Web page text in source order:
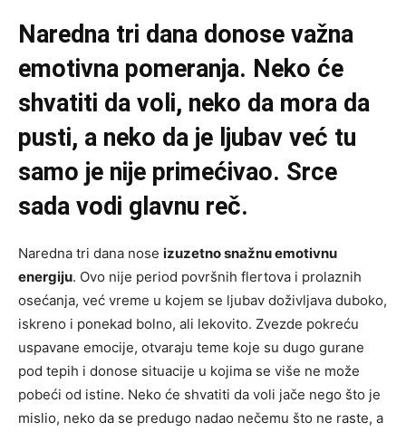
Naredna tri dana donose važna
emotivna pomeranja. Neko će
shvatiti da voli, neko da mora da
pusti, a neko da je ljubav već tu
samo je nije primećivao. Srce
sada vodi glavnu reč.
Naredna tri dana nose izuzetno snažnu emotivnu
energiju. Ovo nije period površnih flertova i prolaznih
osećanja, već vreme u kojem se ljubav doživljava duboko,
iskreno i ponekad bolno, ali lekovito. Zvezde pokreću
uspavane emocije, otvaraju teme koje su dugo gurane
pod tepih i donose situacije u kojima se više ne može
pobeći od istine. Neko će shvatiti da voli jače nego što je
mislio, neko da se predugo nadao nečemu što ne raste, a